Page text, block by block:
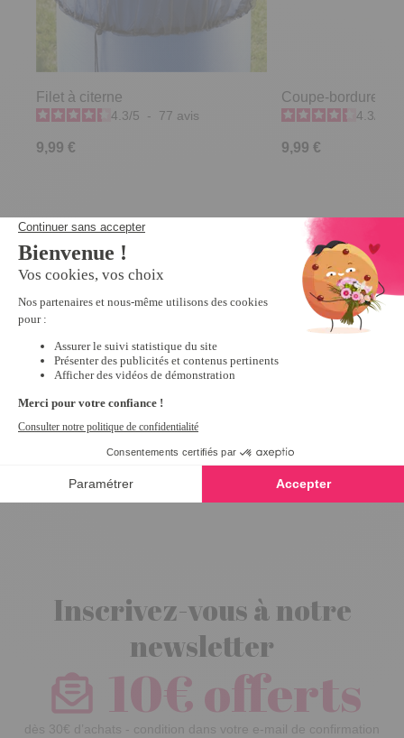
Filet à citerne
4.3/5 - 77 avis
9,99 €
Coupe-bordures
4.3/
9,99 €
Derniers articles consultés
Sabots Sèvre
vert - taille 39
Inscrivez-vous à notre
newsletter
10€ offerts
dès 30€ d’achats - condition dans votre e-mail de confirmation